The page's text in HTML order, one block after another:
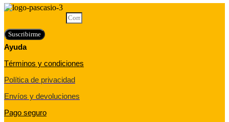
Suscribirme
Ayuda
Términos y condiciones
Política de privacidad
Envíos y devoluciones
Pago seguro